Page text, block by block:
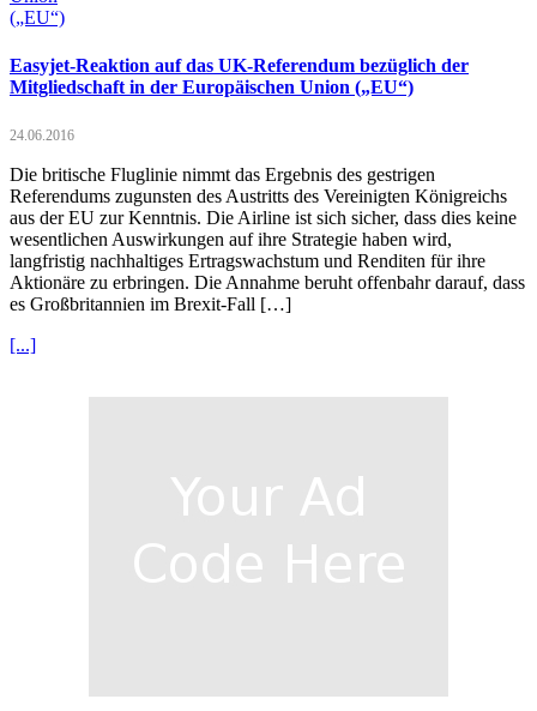
Easyjet-Reaktion auf das UK-Referendum bezüglich der
Mitgliedschaft in der Europäischen Union („EU“)
24.06.2016
Die britische Fluglinie nimmt das Ergebnis des gestrigen
Referendums zugunsten des Austritts des Vereinigten Königreichs
aus der EU zur Kenntnis. Die Airline ist sich sicher, dass dies keine
wesentlichen Auswirkungen auf ihre Strategie haben wird,
langfristig nachhaltiges Ertragswachstum und Renditen für ihre
Aktionäre zu erbringen. Die Annahme beruht offenbahr darauf, dass
es Großbritannien im Brexit-Fall […]
[...]